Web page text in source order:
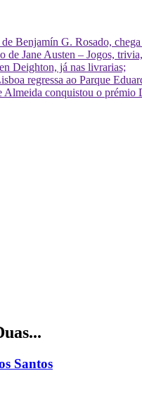
Benjamín G. Rosado,
de Jane Austen – Jogos,
Deighton, já nas livrarias;
regressa ao Parque
Almeida conquistou o
Santos